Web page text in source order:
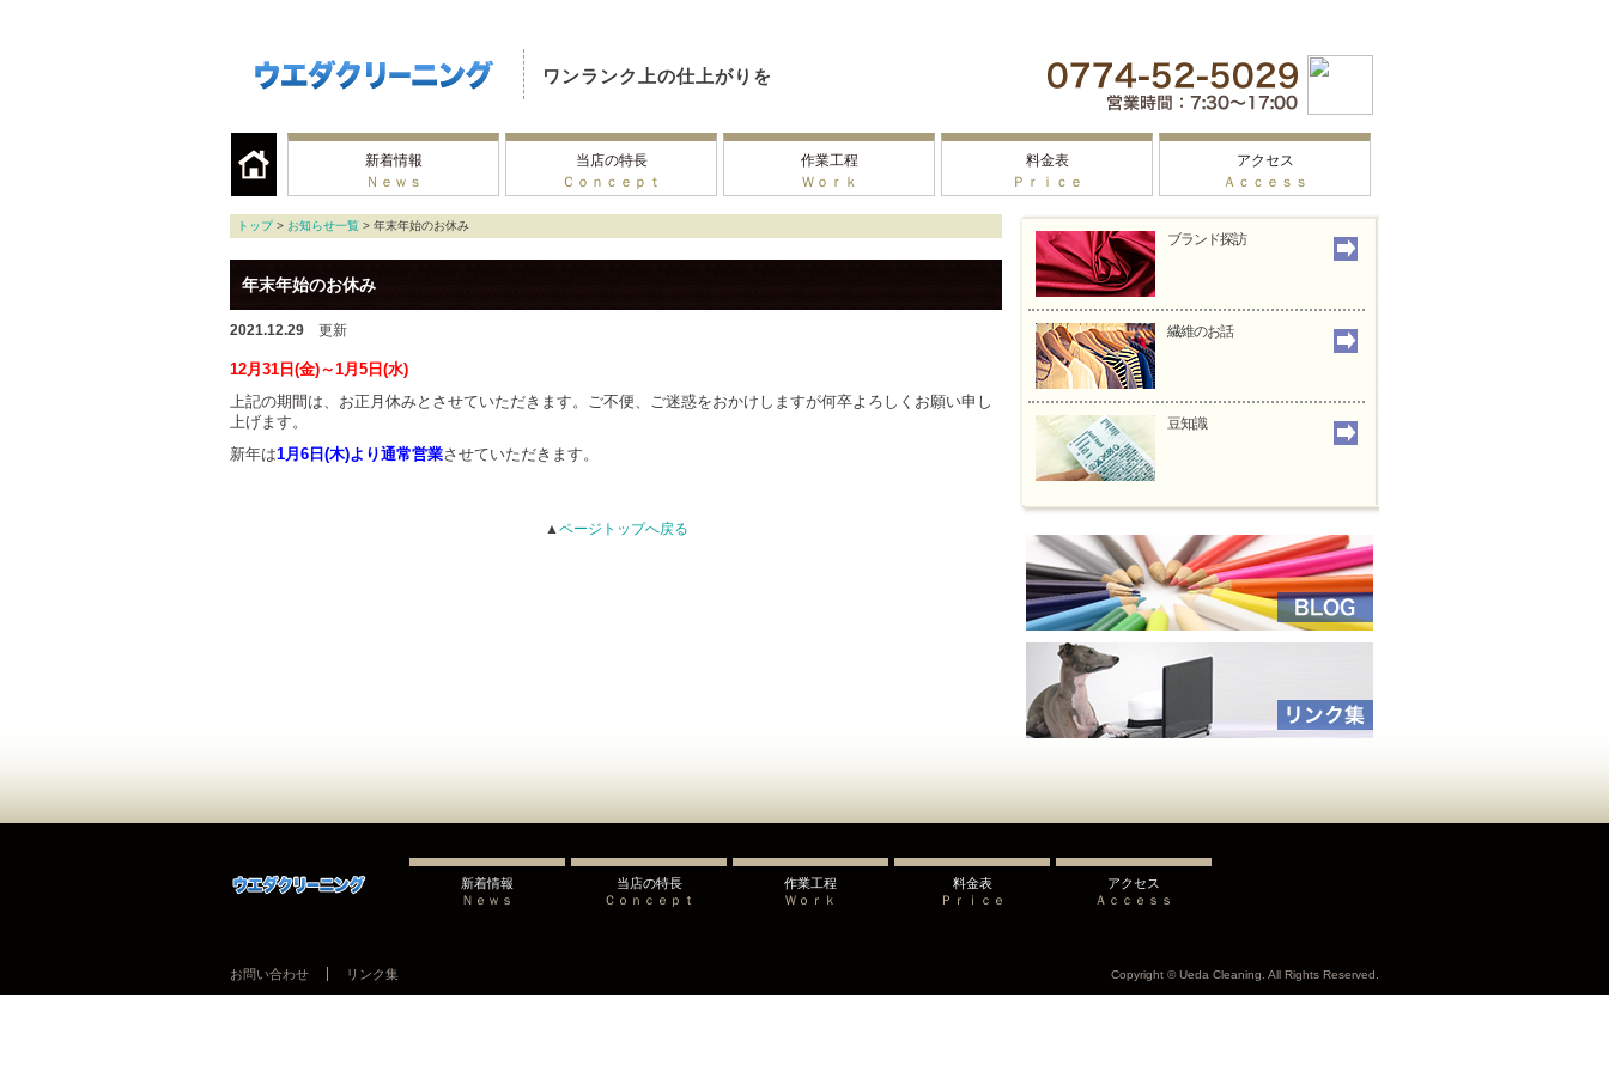
ワンランク上の仕上がりを
新着情報
Ｎｅｗｓ
当店の特長
Ｃｏｎｃｅｐｔ
作業工程
Ｗｏｒｋ
料金表
Ｐｒｉｃｅ
アクセス
Ａｃｃｅｓｓ
トップ> お知らせ一覧 > 年末年始のお休み
年末年始のお休み
2021.12.29 更新
12月31日(金)～1月5日(水)
上記の期間は、お正月休みとさせていただきます。ご不便、ご迷惑をおかけしますが何卒よろしくお願い申し
上げます。
新年は1月6日(木)より通常営業させていただきます。
▲ページトップへ戻る
ブランド探訪
繊維のお話
豆知識
お問い合わせ リンク集
新着情報
Ｎｅｗｓ
当店の特長
Ｃｏｎｃｅｐｔ
作業工程
Ｗｏｒｋ
料金表
Ｐｒｉｃｅ
アクセス
Ａｃｃｅｓｓ
Copyright © Ueda Cleaning. All Rights Reserved.